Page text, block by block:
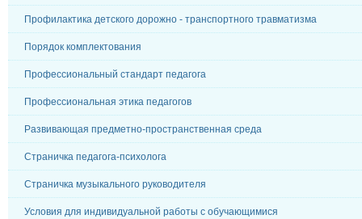
Профилактика детского дорожно - транспортного травматизма
Порядок комплектования
Профессиональный стандарт педагога
Профессиональная этика педагогов
Развивающая предметно-пространственная среда
Страничка педагога-психолога
Страничка музыкального руководителя
Условия для индивидуальной работы с обучающимися